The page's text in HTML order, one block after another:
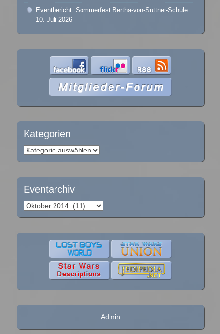
Eventbericht: Sommerfest Bertha-von-Suttner-Schule
10. Juli 2026
Kategorien
Kategorien
Eventarchiv
Eventarchiv
Admin